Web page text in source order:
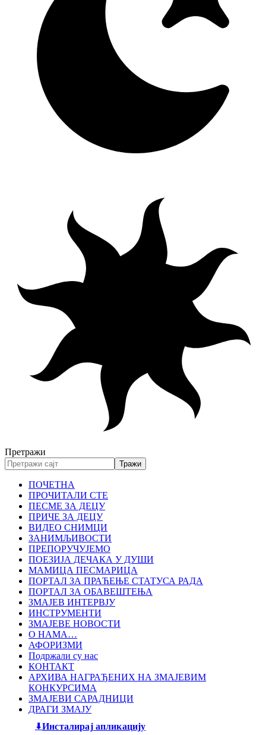
Претражи
ПОЧЕТНА
ПРОЧИТАЛИ СТЕ
ПЕСМЕ ЗА ДЕЦУ
ПРИЧЕ ЗА ДЕЦУ
ВИДЕО СНИМЦИ
ЗАНИМЉИВОСТИ
ПРЕПОРУЧУЈЕМО
ПОЕЗИЈА ДЕЧАКА У ДУШИ
МАМИЦА ПЕСМАРИЦА
ПОРТАЛ ЗА ПРАЋЕЊЕ СТАТУСА РАДА
ПОРТАЛ ЗА ОБАВЕШТЕЊА
ЗМАЈЕВ ИНТЕРВЈУ
ИНСТРУМЕНТИ
ЗМАЈЕВЕ НОВОСТИ
О НАМА…
АФОРИЗМИ
Подржали су нас
КОНТАКТ
АРХИВА НАГРАЂЕНИХ НА ЗМАЈЕВИМ
КОНКУРСИМА
ЗМАЈЕВИ САРАДНИЦИ
ДРАГИ ЗМАЈУ
Инсталирај апликацију